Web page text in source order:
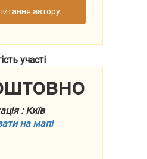
автору
участі
: Київ
на мапі